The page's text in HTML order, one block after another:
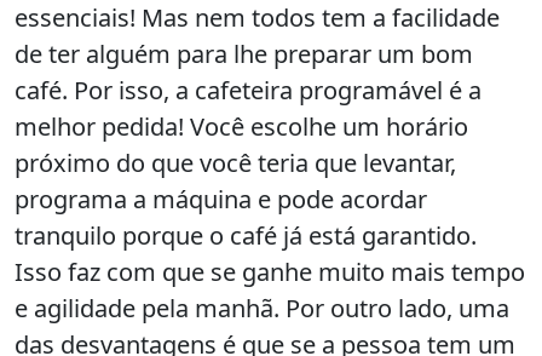
essenciais! Mas nem todos tem a facilidade
de ter alguém para lhe preparar um bom
café. Por isso, a cafeteira programável é a
melhor pedida! Você escolhe um horário
próximo do que você teria que levantar,
programa a máquina e pode acordar
tranquilo porque o café já está garantido.
Isso faz com que se ganhe muito mais tempo
e agilidade pela manhã. Por outro lado, uma
das desvantagens é que se a pessoa tem um